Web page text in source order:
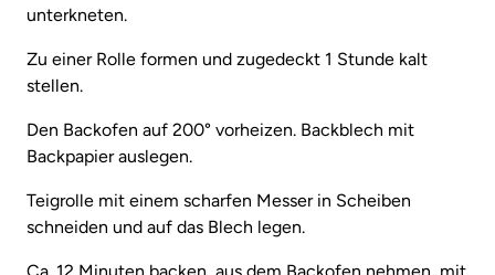
unterkneten.
Zu einer Rolle formen und zugedeckt 1 Stunde kalt
stellen.
Den Backofen auf 200° vorheizen. Backblech mit
Backpapier auslegen.
Teigrolle mit einem scharfen Messer in Scheiben
schneiden und auf das Blech legen.
Ca. 12 Minuten backen, aus dem Backofen nehmen, mit